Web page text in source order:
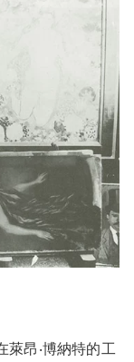
萊昂‧博納特的工